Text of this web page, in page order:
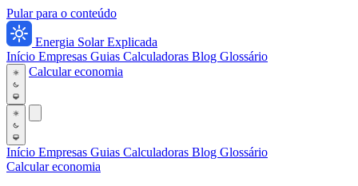
Pular para o conteúdo
Energia Solar Explicada
Início Empresas Guias Calculadoras Blog Glossário
Calcular economia
Início Empresas Guias Calculadoras Blog Glossário
Calcular economia